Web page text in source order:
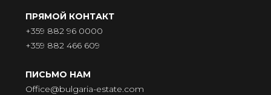
ПРЯМОЙ КОНТАКТ
+359 882 96 0000
+359 882 466 609
ПИСЬМО НАМ
Office@bulgaria-estate.com